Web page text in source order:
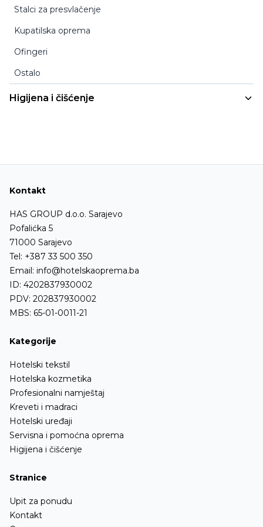
Podmetači za stolice
Noge za stolove
Stalci za presvlačenje
Kupatilska oprema
Ofingeri
Ostalo
Higijena i čišćenje
Visokotlačni perači - topla voda
Kontakt
HAS GROUP d.o.o. Sarajevo
Pofalićka 5
71000 Sarajevo
Tel: +387 33 500 350
Email: info@hotelskaoprema.ba
ID: 4202837930002
PDV: 202837930002
MBS: 65-01-0011-21
Kategorije
Hotelski tekstil
Hotelska kozmetika
Profesionalni namještaj
Kreveti i madraci
Hotelski uređaji
Servisna i pomoćna oprema
Higijena i čišćenje
Stranice
Upit za ponudu
Kontakt